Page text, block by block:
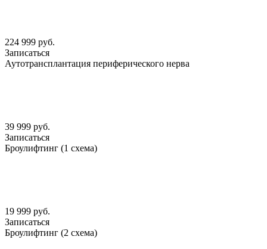
224 999 руб.
Записаться
Аутотрансплантация периферического нерва
39 999 руб.
Записаться
Броулифтинг (1 схема)
19 999 руб.
Записаться
Броулифтинг (2 схема)